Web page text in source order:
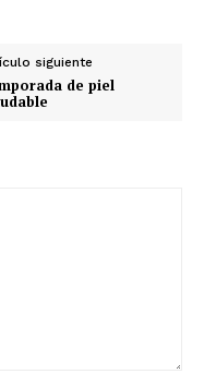
siguiente
de piel